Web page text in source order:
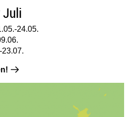
Juli
24.05.
Weiter Informationen!: JULI